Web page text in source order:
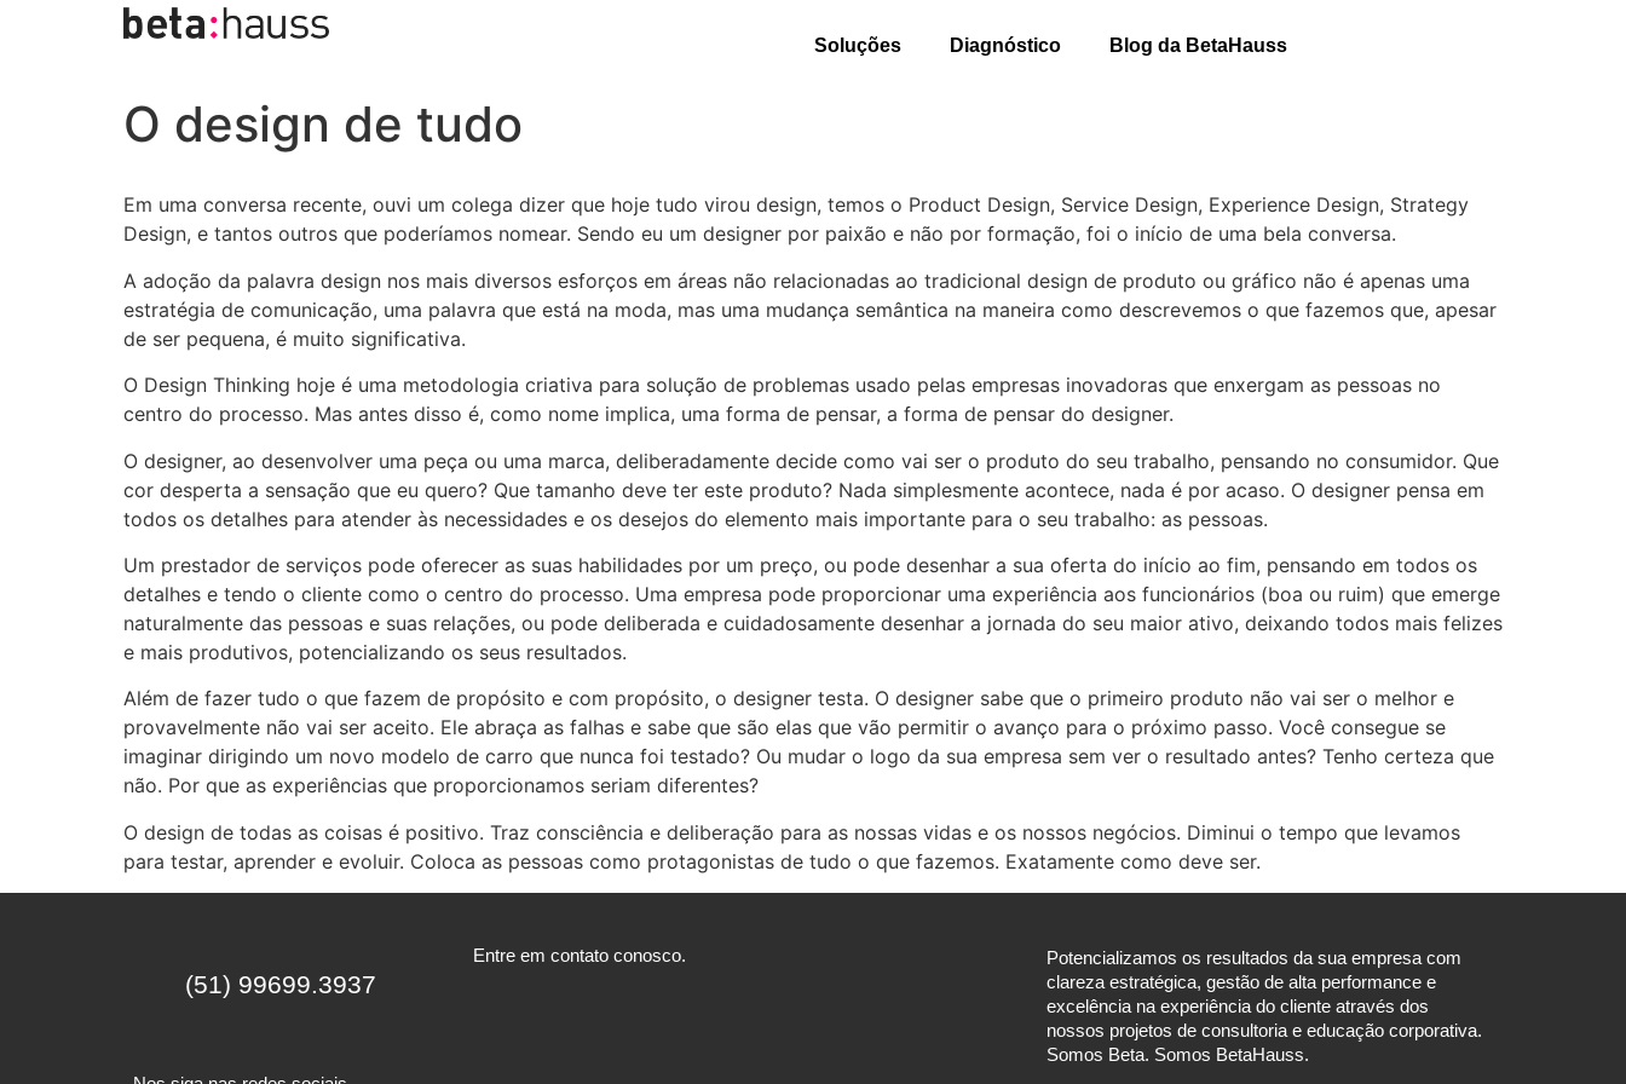
Soluções Diagnóstico Blog da BetaHauss
O design de tudo
Em uma conversa recente, ouvi um colega dizer que hoje tudo virou design, temos o Product Design, Service Design, Experience Design, Strategy
Design, e tantos outros que poderíamos nomear. Sendo eu um designer por paixão e não por formação, foi o início de uma bela conversa.
A adoção da palavra design nos mais diversos esforços em áreas não relacionadas ao tradicional design de produto ou gráfico não é apenas uma
estratégia de comunicação, uma palavra que está na moda, mas uma mudança semântica na maneira como descrevemos o que fazemos que, apesar
de ser pequena, é muito significativa.
O Design Thinking hoje é uma metodologia criativa para solução de problemas usado pelas empresas inovadoras que enxergam as pessoas no
centro do processo. Mas antes disso é, como nome implica, uma forma de pensar, a forma de pensar do designer.
O designer, ao desenvolver uma peça ou uma marca, deliberadamente decide como vai ser o produto do seu trabalho, pensando no consumidor. Que
cor desperta a sensação que eu quero? Que tamanho deve ter este produto? Nada simplesmente acontece, nada é por acaso. O designer pensa em
todos os detalhes para atender às necessidades e os desejos do elemento mais importante para o seu trabalho: as pessoas.
Um prestador de serviços pode oferecer as suas habilidades por um preço, ou pode desenhar a sua oferta do início ao fim, pensando em todos os
detalhes e tendo o cliente como o centro do processo. Uma empresa pode proporcionar uma experiência aos funcionários (boa ou ruim) que emerge
naturalmente das pessoas e suas relações, ou pode deliberada e cuidadosamente desenhar a jornada do seu maior ativo, deixando todos mais felizes
e mais produtivos, potencializando os seus resultados.
Além de fazer tudo o que fazem de propósito e com propósito, o designer testa. O designer sabe que o primeiro produto não vai ser o melhor e
provavelmente não vai ser aceito. Ele abraça as falhas e sabe que são elas que vão permitir o avanço para o próximo passo. Você consegue se
imaginar dirigindo um novo modelo de carro que nunca foi testado? Ou mudar o logo da sua empresa sem ver o resultado antes? Tenho certeza que
não. Por que as experiências que proporcionamos seriam diferentes?
O design de todas as coisas é positivo. Traz consciência e deliberação para as nossas vidas e os nossos negócios. Diminui o tempo que levamos
para testar, aprender e evoluir. Coloca as pessoas como protagonistas de tudo o que fazemos. Exatamente como deve ser.
Entre em contato conosco.
(51) 99699.3937
Potencializamos os resultados da sua empresa com
clareza estratégica, gestão de alta performance e
excelência na experiência do cliente através dos
nossos projetos de consultoria e educação corporativa.
Somos Beta. Somos BetaHauss.